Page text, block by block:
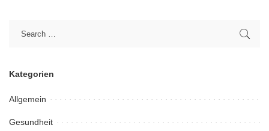
Kategorien
Allgemein
Gesundheit